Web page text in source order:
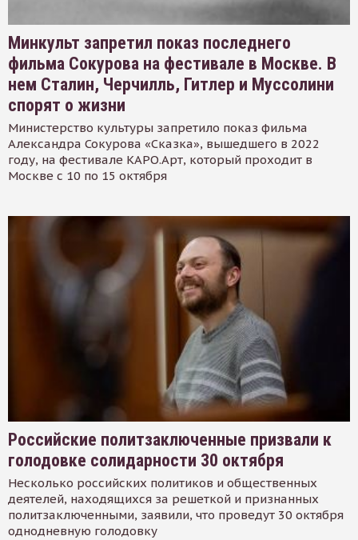
Минкульт запретил показ последнего
фильма Сокурова на фестивале в Москве. В
нем Сталин, Черчилль, Гитлер и Муссолини
спорят о жизни
Министерство культуры запретило показ фильма
Александра Сокурова «Сказка», вышедшего в 2022
году, на фестивале КАРО.Арт, который проходит в
Москве с 10 по 15 октября
Российские политзаключенные призвали к
голодовке солидарности 30 октября
Несколько российских политиков и общественных
деятелей, находящихся за решеткой и признанных
политзаключенными, заявили, что проведут 30 октября
однодневную голодовку